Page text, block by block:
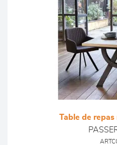
Table de